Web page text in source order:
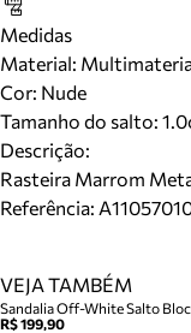
Medidas
Material:
Cor: Nude
Tamanho do salto:
Descrição:
Rasteira Marrom
Referência:
VEJA TAMBÉM
Sandalia Off-White Salto
R$ 199,90